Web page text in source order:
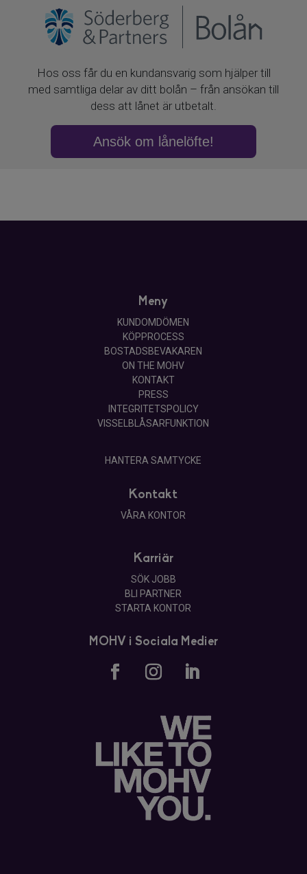
Meny
KUNDOMDÖMEN
KÖPPROCESS
BOSTADSBEVAKAREN
ON THE MOHV
KONTAKT
PRESS
INTEGRITETSPOLICY
VISSELBLÅSARFUNKTION
HANTERA SAMTYCKE
Kontakt
VÅRA KONTOR
Karriär
SÖK JOBB
BLI PARTNER
STARTA KONTOR
MOHV i Sociala Medier